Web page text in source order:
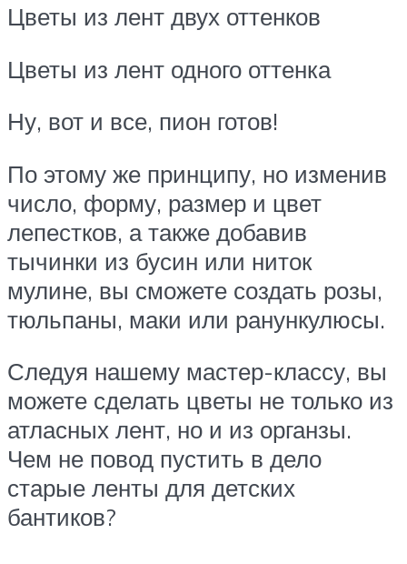
Цветы из лент двух оттенков
Цветы из лент одного оттенка
Ну, вот и все, пион готов!
По этому же принципу, но изменив
число, форму, размер и цвет
лепестков, а также добавив
тычинки из бусин или ниток
мулине, вы сможете создать розы,
тюльпаны, маки или ранункулюсы.
Следуя нашему мастер-классу, вы
можете сделать цветы не только из
атласных лент, но и из органзы.
Чем не повод пустить в дело
старые ленты для детских
бантиков?